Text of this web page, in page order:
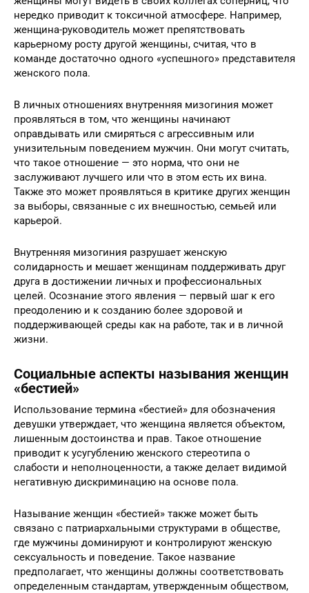
нередко приводит к токсичной атмосфере. Например,
женщина-руководитель может препятствовать
карьерному росту другой женщины, считая, что в
команде достаточно одного «успешного» представителя
женского пола.
В личных отношениях внутренняя мизогиния может
проявляться в том, что женщины начинают
оправдывать или смиряться с агрессивным или
унизительным поведением мужчин. Они могут считать,
что такое отношение — это норма, что они не
заслуживают лучшего или что в этом есть их вина.
Также это может проявляться в критике других женщин
за выборы, связанные с их внешностью, семьей или
карьерой.
Внутренняя мизогиния разрушает женскую
солидарность и мешает женщинам поддерживать друг
друга в достижении личных и профессиональных
целей. Осознание этого явления — первый шаг к его
преодолению и к созданию более здоровой и
поддерживающей среды как на работе, так и в личной
жизни.
Социальные аспекты называния женщин
«бестией»
Использование термина «бестией» для обозначения
девушки утверждает, что женщина является объектом,
лишенным достоинства и прав. Такое отношение
приводит к усугублению женского стереотипа о
слабости и неполноценности, а также делает видимой
негативную дискриминацию на основе пола.
Называние женщин «бестией» также может быть
связано с патриархальными структурами в обществе,
где мужчины доминируют и контролируют женскую
сексуальность и поведение. Такое название
предполагает, что женщины должны соответствовать
определенным стандартам, утвержденным обществом,